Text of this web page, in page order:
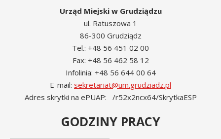
Urząd Miejski w Grudziądzu
ul. Ratuszowa 1
86-300 Grudziądz
Tel.: +48 56 451 02 00
Fax: +48 56 462 58 12
Infolinia: +48 56 644 00 64
E-mail: sekretariat@um.grudziadz.pl
Adres skrytki na ePUAP: /r52x2ncx64/SkrytkaESP
GODZINY PRACY